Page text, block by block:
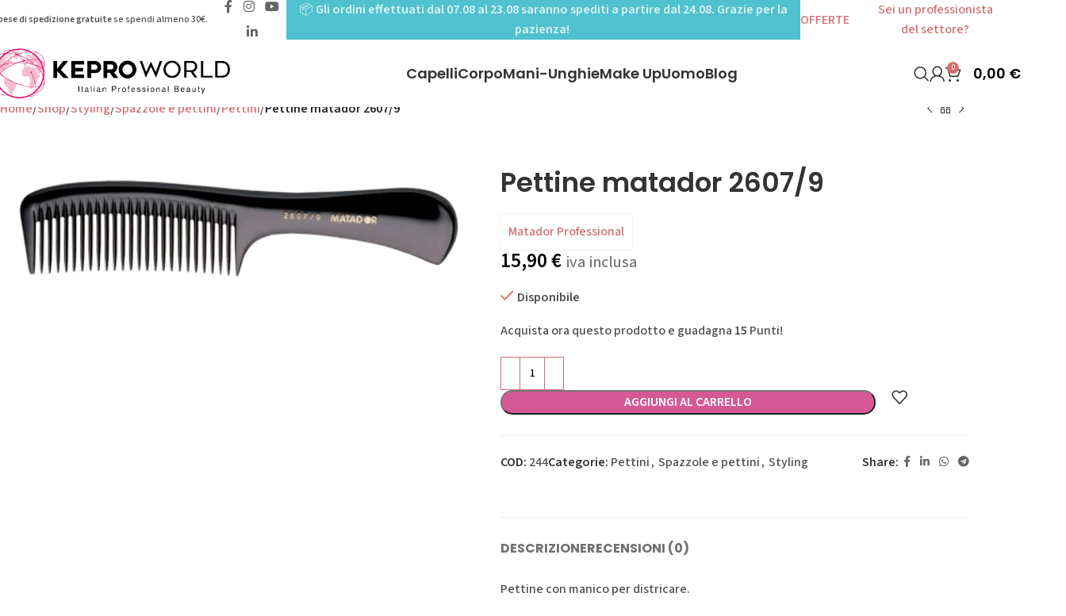
di spedizione gratuitese spendi almeno 30€.
📦 Gli ordini effettuati dal 07.08 al 23.08 saranno spediti a partire dal 24.08. Grazie per la
pazienza!
OFFERTE
Sei un professionista
del settore?
CapelliCorpoMani-UnghieMake UpUomoBlog 0 0,00 €
Home Shop Styling Spazzole e pettini Pettini Pettine matador 2607/9
Pettine matador 2607/9
Matador Professional
15,90€ iva inclusa
Disponibile
Acquista ora questo prodotto e guadagna 15 Punti!
AGGIUNGI AL CARRELLO
COD: 244Categorie: Pettini, Spazzole e pettini, Styling Share:
DESCRIZIONERECENSIONI (0)
Pettine con manico per districare.